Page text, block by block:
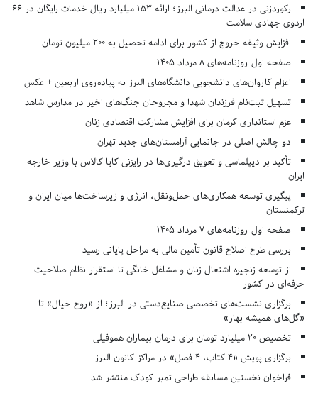
رکوردزنی در عدالت درمانی البرز؛ ارائه ۱۵۳ میلیارد ریال خدمات رایگان در ۶۶
اردوی جهادی سلامت
افزایش وثیقه خروج از کشور برای ادامه تحصیل به ۲۰۰ میلیون تومان
صفحه اول روزنامه‌های 8 مرداد 1405
اعزام کاروان‌های دانشجویی دانشگاه‌های البرز به پیاده‌روی اربعین + عکس
تسهیل ثبت‌نام فرزندان شهدا و مجروحان جنگ‌های اخیر در مدارس شاهد
عزم استانداری کرمان برای افزایش مشارکت اقتصادی زنان
دو چالش اصلی در جانمایی آرامستان‌های جدید تهران
تأکید بر دیپلماسی و تعویق درگیری‌ها در رایزنی کایا کالاس با وزیر خارجه
ایران
پیگیری توسعه همکاری‌های حمل‌ونقل، انرژی و زیرساخت‌ها میان ایران و
ترکمنستان
صفحه اول روزنامه‌های 7 مرداد 1405
بررسی طرح اصلاح قانون تأمین مالی به مراحل پایانی رسید
از توسعه زنجیره اشتغال زنان و مشاغل خانگی تا استقرار نظام صلاحیت
حرفه‌ای در کشور
برگزاری نشست‌های تخصصی صنایع‌دستی در البرز؛ از «روح خیال» تا
«گل‌های همیشه بهار»
تخصیص ۲۰ میلیارد تومان برای درمان بیماران هموفیلی
برگزاری پویش «۴ کتاب، ۴ فصل» در مراکز کانون البرز
فراخوان نخستین مسابقه طراحی تمبر کودک منتشر شد